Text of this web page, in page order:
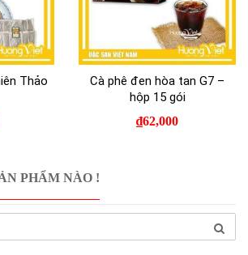
PHẨM NÀO !
Thảo
Cà phê đen hòa tan G7 –
hộp 15 gói
₫62,000